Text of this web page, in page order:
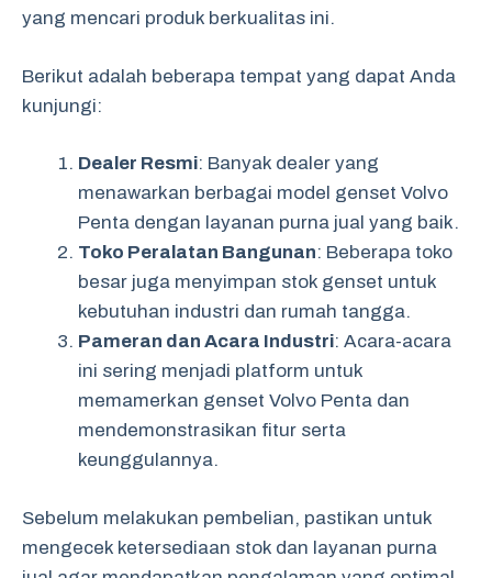
yang mencari produk berkualitas ini.
Berikut adalah beberapa tempat yang dapat Anda
kunjungi:
Dealer Resmi: Banyak dealer yang
menawarkan berbagai model genset Volvo
Penta dengan layanan purna jual yang baik.
Toko Peralatan Bangunan: Beberapa toko
besar juga menyimpan stok genset untuk
kebutuhan industri dan rumah tangga.
Pameran dan Acara Industri: Acara-acara
ini sering menjadi platform untuk
memamerkan genset Volvo Penta dan
mendemonstrasikan fitur serta
keunggulannya.
Sebelum melakukan pembelian, pastikan untuk
mengecek ketersediaan stok dan layanan purna